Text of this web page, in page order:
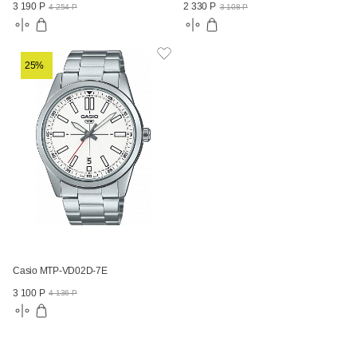
3 190 Р 4 254 Р
2 330 Р 3 108 Р
25%
Casio MTP-VD02D-7E
3 100 Р 4 136 Р